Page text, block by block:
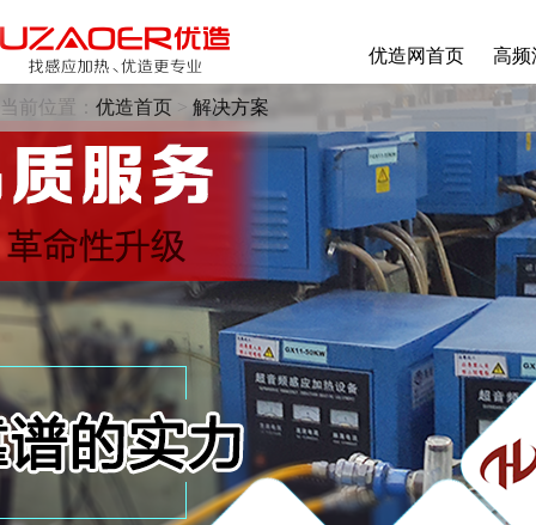
优造网首页 高频
当前位置： 优造首页 > 解决方案